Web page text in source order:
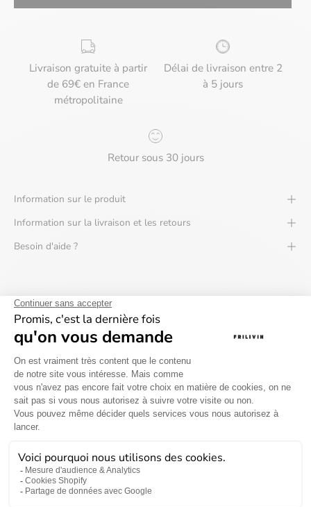
Livraison gratuite à partir
de 69€ en France
métropolitaine
Délai de livraison entre 2
à 5 jours
Retour sous 30 jours
Information sur le produit
Information sur la livraison et les retours
Besoin d'aide ?
Avis des clients
0 Avis 0 Des questions